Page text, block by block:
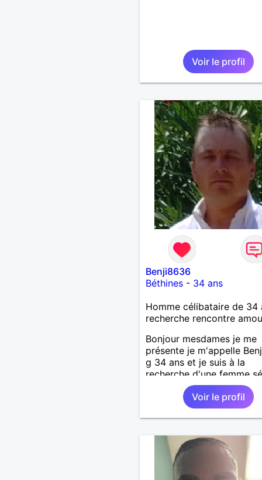
d' être avec quelqu'un.
Voir le profil
Benji8636
Béthines- 34 ans
Homme célibataire de 34
recherche rencontre
Bonjour mesdames je me
présente je m'appelle
g 34 ans et je suis à la
recherche d'une femme
attentionné
Voir le profil